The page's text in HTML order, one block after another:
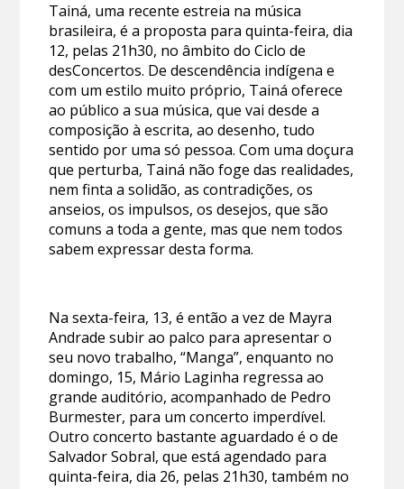
Tainá, uma recente estreia na música
brasileira, é a proposta para quinta-feira, dia
12, pelas 21h30, no âmbito do Ciclo de
desConcertos. De descendência indígena e
com um estilo muito próprio, Tainá oferece
ao público a sua música, que vai desde a
composição à escrita, ao desenho, tudo
sentido por uma só pessoa. Com uma doçura
que perturba, Tainá não foge das realidades,
nem finta a solidão, as contradições, os
anseios, os impulsos, os desejos, que são
comuns a toda a gente, mas que nem todos
sabem expressar desta forma.
Na sexta-feira, 13, é então a vez de Mayra
Andrade subir ao palco para apresentar o
seu novo trabalho, “Manga”, enquanto no
domingo, 15, Mário Laginha regressa ao
grande auditório, acompanhado de Pedro
Burmester, para um concerto imperdível.
Outro concerto bastante aguardado é o de
Salvador Sobral, que está agendado para
quinta-feira, dia 26, pelas 21h30, também no